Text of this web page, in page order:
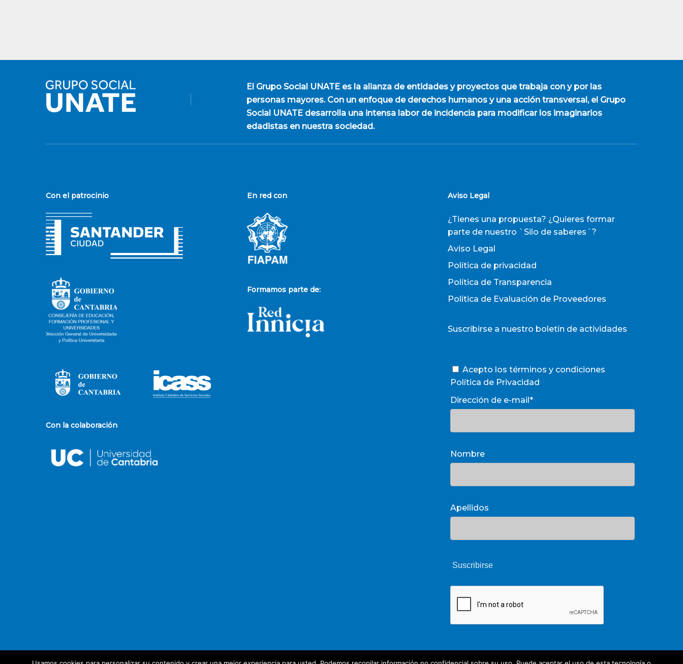
El Grupo Social UNATEes la alianza de entidades y proyectos que trabaja con y por las
personas mayores. Con un enfoque de derechos humanos y una acción transversal, el Grupo
Social UNATE desarrolla una intensa labor de incidencia para modificar los imaginarios
edadistas en nuestra sociedad.
Con el patrocinio
Con la colaboración
En red con
Formamos parte de:
Aviso Legal
¿Tienes una propuesta? ¿Quieres formar
parte de nuestro `Silo de saberes´?
Aviso Legal
Política de privacidad
Política de Transparencia
Política de Evaluación de Proveedores
Suscribirse a nuestro boletín de actividades
Acepto los términos y condiciones
Política de Privacidad
Dirección de e-mail*
Nombre
Apellidos